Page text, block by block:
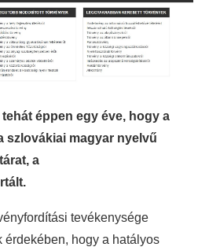
éppen egy éve, hogy a
szlovákiai magyar nyelvű
a
tevékenysége
érdekében, hogy a hatályos